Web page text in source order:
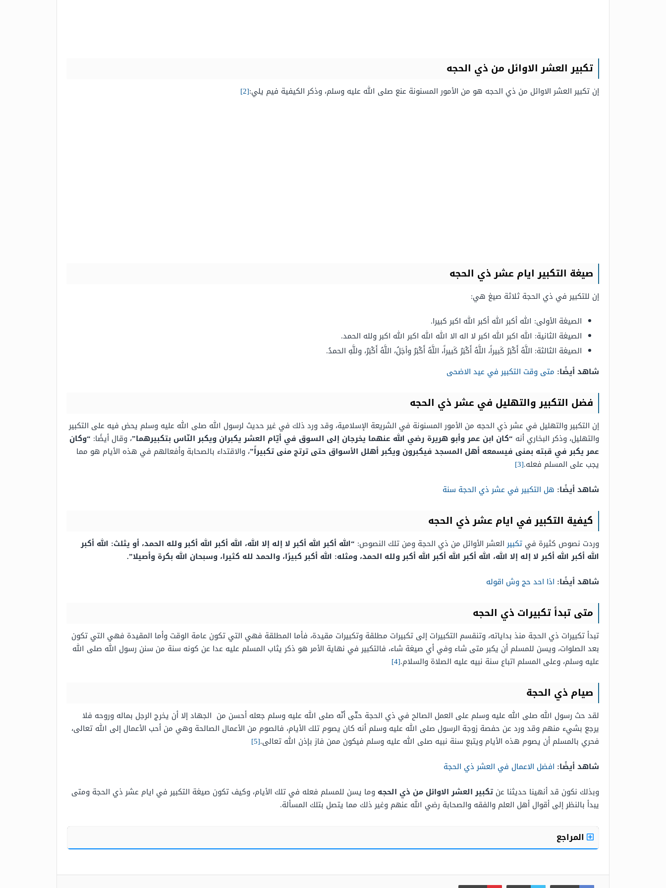
تكبير العشر الاوائل من ذي الحجه
إن تكبير العشر الاوائل من ذي الحجه هو من الأمور المسنونة عنع صلى الله عليه وسلم، وذكر الكيفية فيم يلي:[2]
صيغة التكبير ايام عشر ذي الحجه
إن للتكبير في ذي الحجة ثلاثة صيغ هي:
الصيغة الأولى: الله أكبر الله أكبر الله اكبر كبيرا.
الصيغة الثانية: الله اكبر الله اكبر لا اله الا الله الله اكبر الله اكبر ولله الحمد.
الصيغة الثالثة: اللَّهُ أَكْبَرُ كَبيراً، اللَّهُ أَكْبَرُ كَبيراً، اللَّهُ أَكْبَرُ وأجَلُ، اللَّهُ أَكْبَرُ، وللَّهِ الحمدُ.
شاهد أيضًا: متى وقت التكبير في عيد الاضحى
فضل التكبير والتهليل في عشر ذي الحجه
إن التكبير والتهليل في عشر ذي الحجه من الأمور المسنونة في الشريعة الإسلامية، وقد ورد ذلك في غير حديث لرسول الله صلى الله عليه وسلم يحض فيه على التكبير
والتهليل، وذكر البخاري أنه “كان ابن عمر وأبو هريرة رضي الله عنهما يخرجان إلى السوق في أيّام العشر يكبران ويكبر النّاس بتكبيرهما”، وقال أيضًا: “وكان
عمر يكبر في قبته بمنى فيسمعه أهل المسجد فيكبرون ويكبر أهلل الأسواق حتى ترتج منى تكبيراً”، والاقتداء بالصحابة وأفعالهم في هذه الأيام هو مما
يجب على المسلم فعله.[3]
شاهد أيضًا: هل التكبير في عشر ذي الحجة سنة
كيفية التكبير في ايام عشر ذي الحجه
وردت نصوص كثيرة في تكبيرالعشر الأوائل من ذي الحجة ومن تلك النصوص: “الله أكبر الله أكبر لا إله إلا الله، الله أكبر الله أكبر ولله الحمد، أو يثلث: الله أكبر
الله أكبر الله أكبر لا إله إلا الله، الله أكبر الله أكبر الله أكبر ولله الحمد، ومثله: الله أكبر كبيرًا، والحمد لله كثيرا، وسبحان الله بكرة وأصيلا”.
شاهد أيضًا: اذا احد حج وش اقوله
متى تبدأ تكبيرات ذي الحجه
تبدأ تكبيرات ذي الحجة منذ بداياته، وتنقسم التكبيرات إلى تكبيرات مطلقة وتكبيرات مقيدة، فأما المطلقة فهي التي تكون عامة الوقت وأما المقيدة فهي التي تكون
بعد الصلوات، ويسن للمسلم أن يكبر متى شاء وفي أي صيغة شاء، فالتكبير في نهاية الأمر هو ذكر يثاب المسلم عليه عدا عن كونه سنة من سنن رسول الله صلى الله
عليه وسلم، وعلى المسلم اتباع سنة نبيه عليه الصلاة والسلام.[4]
صيام ذي الحجة
لقد حث رسول الله صلى الله عليه وسلم على العمل الصالح في ذي الحجة حتّى أنّه صلى الله عليه وسلم جعله أحسن من الجهاد إلا أن يخرج الرجل بماله وروحه فلا
يرجع بشيء منهم وقد ورد عن حفصة زوجة الرسول صلى الله عليه وسلم أنه كان يصوم تلك الأيام، فالصوم من الأعمال الصالحة وهي من أحب الأعمال إلى الله تعالى،
فحري بالمسلم أن يصوم هذه الأيام ويتبع سنة نبيه صلى الله عليه وسلم فيكون ممن فاز بإذن الله تعالى.[5]
شاهد أيضًا: افضل الاعمال في العشر ذي الحجة
وبذلك نكون قد أنهينا حديثنا عن تكبير العشر الاوائل من ذي الحجه وما يسن للمسلم فعله في تلك الأيام، وكيف تكون صيغة التكبير في ايام عشر ذي الحجة ومتى
يبدأ بالنظر إلى أقوال أهل العلم والفقه والصحابة رضي الله عنهم وغير ذلك مما يتصل بتلك المسألة.
المراجع